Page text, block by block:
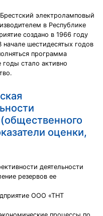
электроламповый
в Республике
создано в 1966 году
шестидесятых годов
программа
стало активно
оценки,
деятельности
резервов ее
ООО «ТНТ